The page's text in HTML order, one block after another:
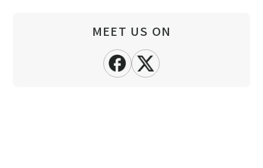
MEET US ON